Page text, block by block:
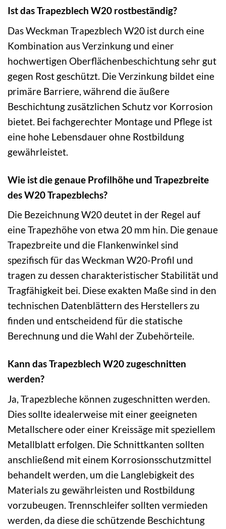
Ist das Trapezblech W20 rostbeständig?
Das Weckman Trapezblech W20 ist durch eine
Kombination aus Verzinkung und einer
hochwertigen Oberflächenbeschichtung sehr gut
gegen Rost geschützt. Die Verzinkung bildet eine
primäre Barriere, während die äußere
Beschichtung zusätzlichen Schutz vor Korrosion
bietet. Bei fachgerechter Montage und Pflege ist
eine hohe Lebensdauer ohne Rostbildung
gewährleistet.
Wie ist die genaue Profilhöhe und Trapezbreite
des W20 Trapezblechs?
Die Bezeichnung W20 deutet in der Regel auf
eine Trapezhöhe von etwa 20 mm hin. Die genaue
Trapezbreite und die Flankenwinkel sind
spezifisch für das Weckman W20-Profil und
tragen zu dessen charakteristischer Stabilität und
Tragfähigkeit bei. Diese exakten Maße sind in den
technischen Datenblättern des Herstellers zu
finden und entscheidend für die statische
Berechnung und die Wahl der Zubehörteile.
Kann das Trapezblech W20 zugeschnitten
werden?
Ja, Trapezbleche können zugeschnitten werden.
Dies sollte idealerweise mit einer geeigneten
Metallschere oder einer Kreissäge mit speziellem
Metallblatt erfolgen. Die Schnittkanten sollten
anschließend mit einem Korrosionsschutzmittel
behandelt werden, um die Langlebigkeit des
Materials zu gewährleisten und Rostbildung
vorzubeugen. Trennschleifer sollten vermieden
werden, da diese die schützende Beschichtung